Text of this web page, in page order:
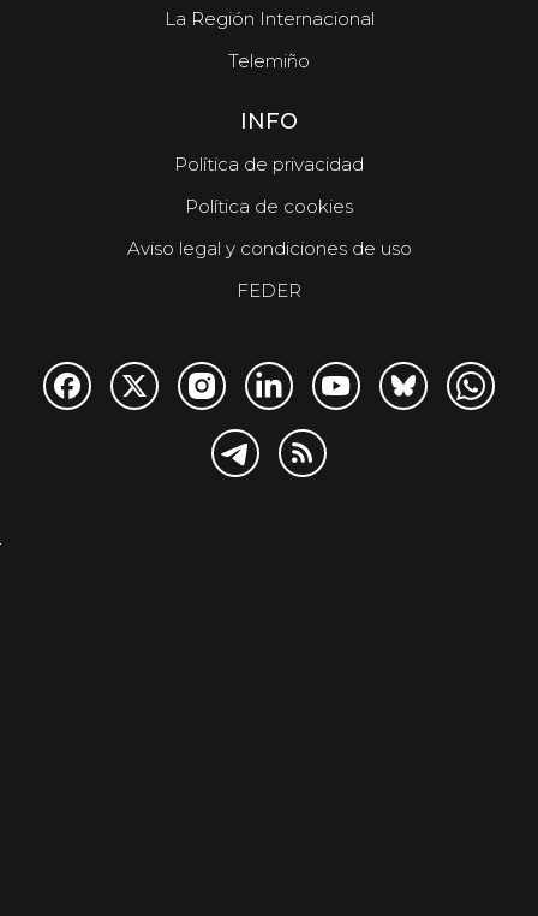
La Región Internacional
Telemiño
INFO
Política de privacidad
Política de cookies
Aviso legal y condiciones de uso
FEDER